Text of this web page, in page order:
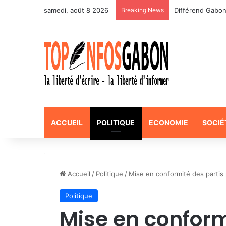
samedi, août 8 2026 Breaking News Incarcération
ACCUEIL POLITIQUE ECONOMIE
Accueil / Politique / Mise en conformité des
Politique
Mise en